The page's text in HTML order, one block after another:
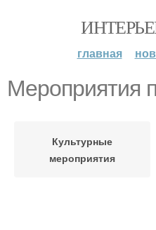
главная
Мероприятия
Культурные
мероприятия